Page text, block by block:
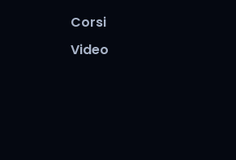
Corsi
Video